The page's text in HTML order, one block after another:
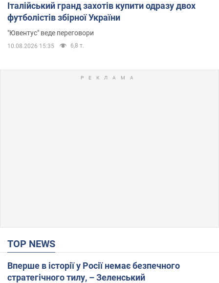
Італійський гранд захотів купити одразу двох
футболістів збірної України
"Ювентус" веде переговори
10.08.2026 15:35 6,8 т.
TOP NEWS
Вперше в історії у Росії немає безпечного
стратегічного тилу, – Зеленський